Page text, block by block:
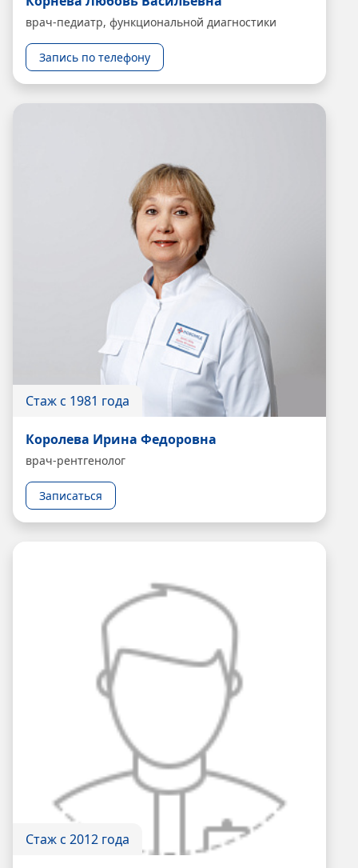
врач-педиатр, функциональной диагностики
Запись по телефону
Стаж с 1981 года
Королева Ирина Федоровна
врач-рентгенолог
Записаться
Стаж с 2012 года